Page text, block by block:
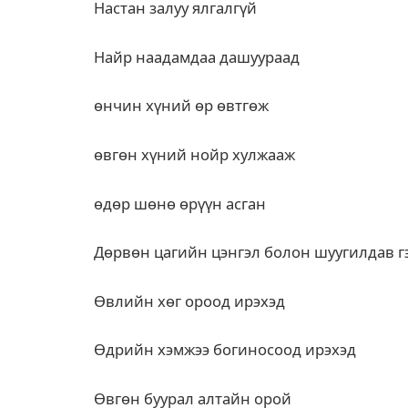
Настан залуу ялгалгүй
Найр наадамдаа дашуураад
өнчин хүний өр өвтгөж
өвгөн хүний нойр хулжааж
өдөр шөнө өрүүн асган
Дөрвөн цагийн цэнгэл болон шуугилдав
Өвлийн хөг ороод ирэхэд
Өдрийн хэмжээ богиносоод ирэхэд
Өвгөн буурал алтайн орой